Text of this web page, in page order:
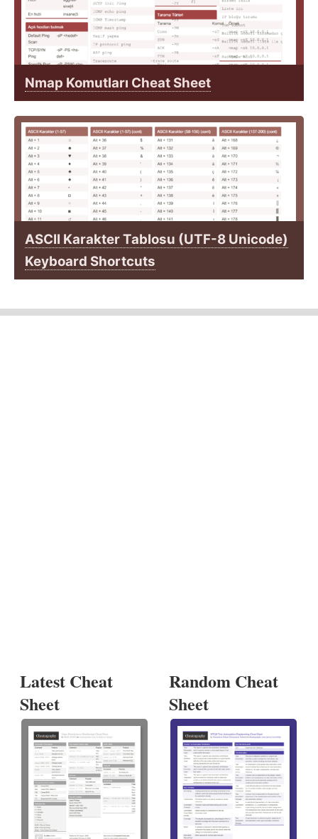
Nmap Komutları Cheat Sheet
ASCII Karakter Tablosu (UTF-8 Unicode)
Keyboard Shortcuts
Latest Cheat
Sheet
Random Cheat
Sheet